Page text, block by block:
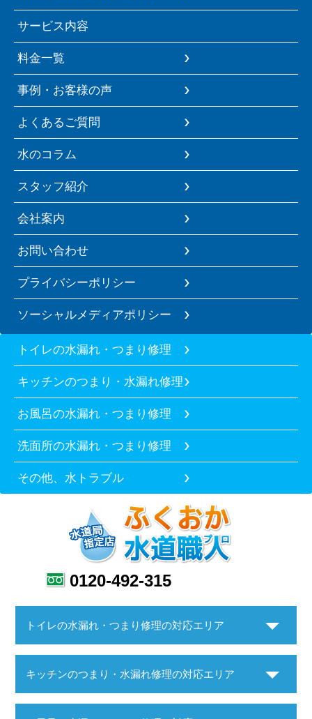
サービス内容
料金一覧
事例・お客様の声
よくあるご質問
水のコラム
スタッフ紹介
会社案内
お問い合わせ
プライバシーポリシー
ソーシャルメディアポリシー
トイレの水漏れ・つまり修理
キッチンのつまり・水漏れ修理
お風呂の水漏れ・つまり修理
洗面所の水漏れ・つまり修理
その他、水トラブル
0120-492-315
トイレの水漏れ・つまり修理の対応エリア
キッチンのつまり・水漏れ修理の対応エリア